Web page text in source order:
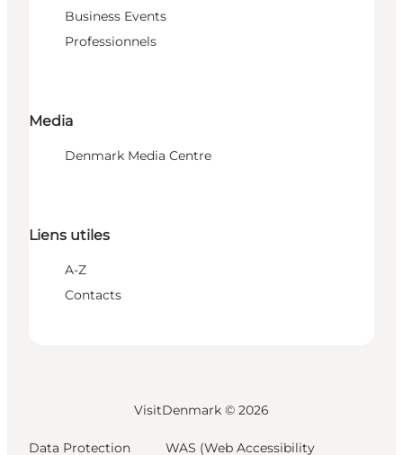
Business Events
Professionnels
Media
Denmark Media Centre
Liens utiles
A-Z
Contacts
VisitDenmark © 2026
Data Protection WAS (Web Accessibility